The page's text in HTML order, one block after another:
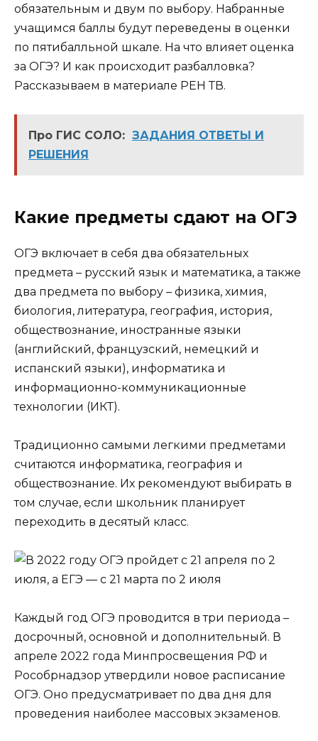
обязательным и двум по выбору. Набранные
учащимся баллы будут переведены в оценки
по пятибалльной шкале. На что влияет оценка
за ОГЭ? И как происходит разбалловка?
Рассказываем в материале РЕН ТВ.
Про ГИС СОЛО: ЗАДАНИЯ ОТВЕТЫ И
РЕШЕНИЯ
Какие предметы сдают на ОГЭ
ОГЭ включает в себя два обязательных
предмета – русский язык и математика, а также
два предмета по выбору – физика, химия,
биология, литература, география, история,
обществознание, иностранные языки
(английский, французский, немецкий и
испанский языки), информатика и
информационно-коммуникационные
технологии (ИКТ).
Традиционно самыми легкими предметами
считаются информатика, география и
обществознание. Их рекомендуют выбирать в
том случае, если школьник планирует
переходить в десятый класс.
Каждый год ОГЭ проводится в три периода –
досрочный, основной и дополнительный. В
апреле 2022 года Минпросвещения РФ и
Рособрнадзор утвердили новое расписание
ОГЭ. Оно предусматривает по два дня для
проведения наиболее массовых экзаменов.